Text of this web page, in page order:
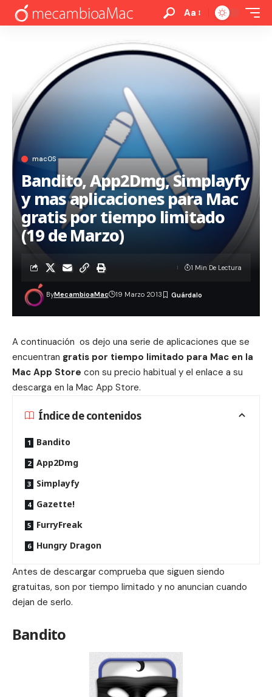
Aa
macOS
Bandito, App2Dmg, Simplayfy
y mas aplicaciones para Mac
gratis por tiempo limitado
(19 de Marzo)
ByMecambioaMac 19 Marzo 2013
1 Min De Lectura
A continuación os dejo una serie de aplicaciones que se
encuentran gratis por tiempo limitado para Mac en la
Mac App Store con su precio habitual y el enlace a su
descarga en la Mac App Store.
Índice de contenidos
Bandito
App2Dmg
Simplayfy
Gazette!
FurryFreak
Hungry Dragon
Antes de descargar comprueba que siguen siendo
gratuitas, son por tiempo limitado y no anuncian cuando
dejan de serlo.
Bandito